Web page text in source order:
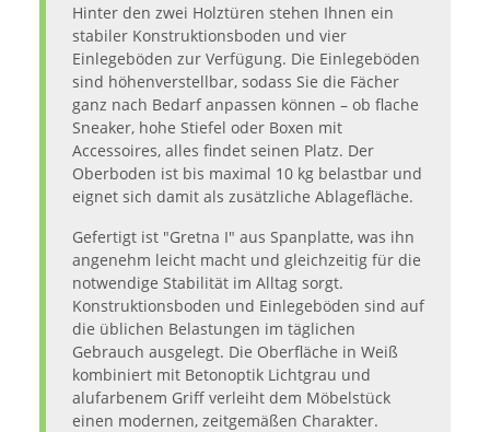
Hinter den zwei Holztüren stehen Ihnen ein
stabiler Konstruktionsboden und vier
Einlegeböden zur Verfügung. Die Einlegeböden
sind höhenverstellbar, sodass Sie die Fächer
ganz nach Bedarf anpassen können – ob flache
Sneaker, hohe Stiefel oder Boxen mit
Accessoires, alles findet seinen Platz. Der
Oberboden ist bis maximal 10 kg belastbar und
eignet sich damit als zusätzliche Ablagefläche.
Gefertigt ist "Gretna I" aus Spanplatte, was ihn
angenehm leicht macht und gleichzeitig für die
notwendige Stabilität im Alltag sorgt.
Konstruktionsboden und Einlegeböden sind auf
die üblichen Belastungen im täglichen
Gebrauch ausgelegt. Die Oberfläche in Weiß
kombiniert mit Betonoptik Lichtgrau und
alufarbenem Griff verleiht dem Möbelstück
einen modernen, zeitgemäßen Charakter.